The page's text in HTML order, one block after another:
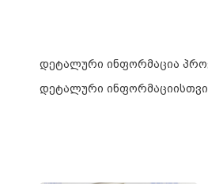
დეტალური ინფორმაცია
დეტალური